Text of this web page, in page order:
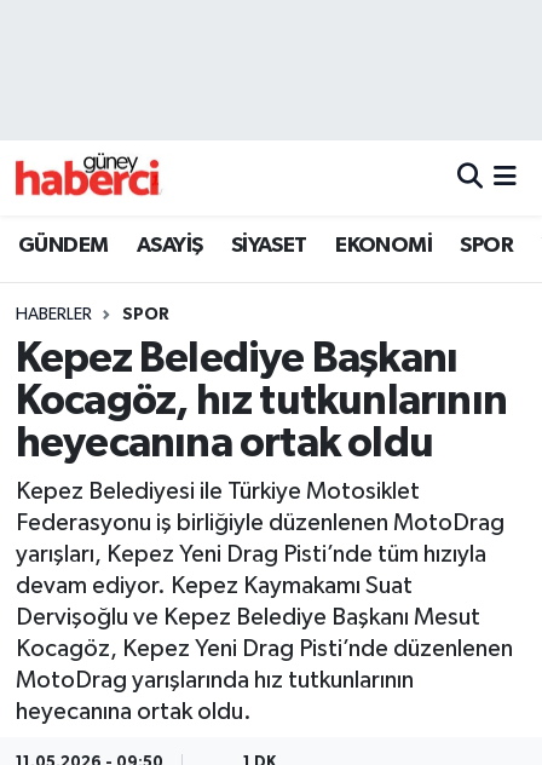
GÜNDEM ASAYİŞ SİYASET EKONOMİ SPOR
HABERLER SPOR
Kepez Belediye Başkanı
Kocagöz, hız tutkunlarının
heyecanına ortak oldu
Kepez Belediyesi ile Türkiye Motosiklet
Federasyonu iş birliğiyle düzenlenen MotoDrag
yarışları, Kepez Yeni Drag Pisti’nde tüm hızıyla
devam ediyor. Kepez Kaymakamı Suat
Dervişoğlu ve Kepez Belediye Başkanı Mesut
Kocagöz, Kepez Yeni Drag Pisti’nde düzenlenen
MotoDrag yarışlarında hız tutkunlarının
heyecanına ortak oldu.
Beyoğlu Trafik Yoğunluk Haritası
Son Dakika Haberleri
Haber Arşivi